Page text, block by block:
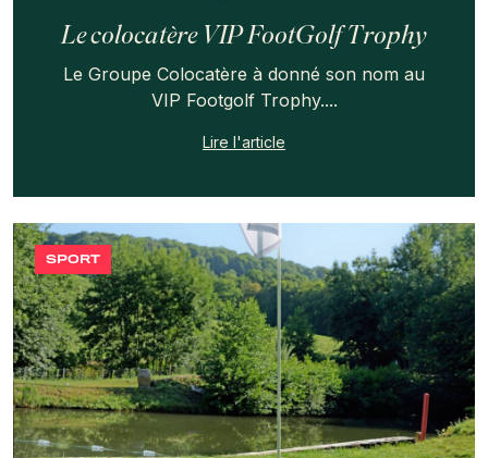
Le colocatère VIP FootGolf Trophy
Le Groupe Colocatère à donné son nom au
VIP Footgolf Trophy....
Lire l'article
SPORT